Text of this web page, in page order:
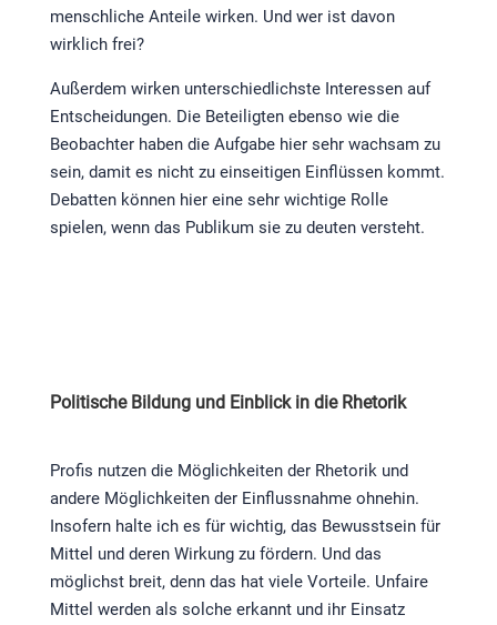
menschliche Anteile wirken. Und wer ist davon
wirklich frei?
Außerdem wirken unterschiedlichste Interessen auf
Entscheidungen. Die Beteiligten ebenso wie die
Beobachter haben die Aufgabe hier sehr wachsam zu
sein, damit es nicht zu einseitigen Einflüssen kommt.
Debatten können hier eine sehr wichtige Rolle
spielen, wenn das Publikum sie zu deuten versteht.
Politische Bildung und Einblick in die Rhetorik
Profis nutzen die Möglichkeiten der Rhetorik und
andere Möglichkeiten der Einflussnahme ohnehin.
Insofern halte ich es für wichtig, das Bewusstsein für
Mittel und deren Wirkung zu fördern. Und das
möglichst breit, denn das hat viele Vorteile. Unfaire
Mittel werden als solche erkannt und ihr Einsatz